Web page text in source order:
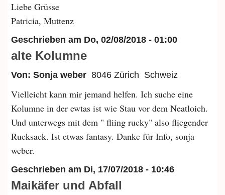
Liebe Grüsse
Patricia, Muttenz
Geschrieben am Do, 02/08/2018 - 01:00
alte Kolumne
Von: Sonja weber 8046 Zürich Schweiz
Vielleicht kann mir jemand helfen. Ich suche eine
Kolumne in der ewtas ist wie Stau vor dem Neatloich.
Und unterwegs mit dem " fliing rucky" also fliegender
Rucksack. Ist etwas fantasy. Danke für Info, sonja
weber.
Geschrieben am Di, 17/07/2018 - 10:46
Maikäfer und Abfall